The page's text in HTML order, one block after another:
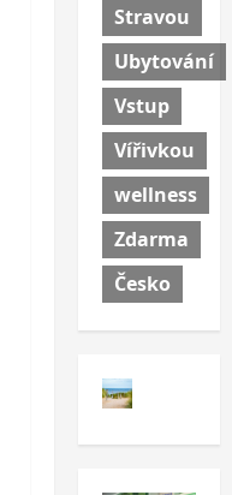
Stravou
Ubytování
Vstup
Vířivkou
wellness
Zdarma
Česko